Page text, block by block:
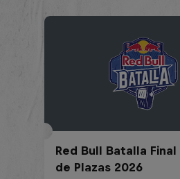
Red Bull Batalla Final
de Plazas 2026